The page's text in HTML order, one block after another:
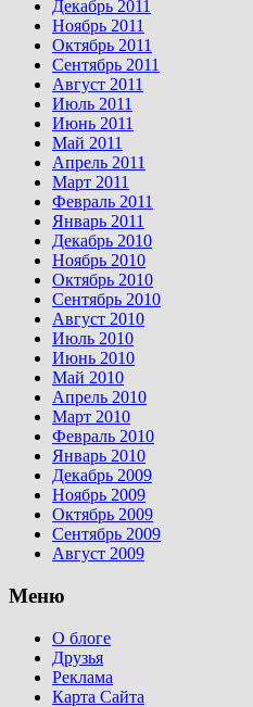
Декабрь 2011
Ноябрь 2011
Октябрь 2011
Сентябрь 2011
Август 2011
Июль 2011
Июнь 2011
Май 2011
Апрель 2011
Март 2011
Февраль 2011
Январь 2011
Декабрь 2010
Ноябрь 2010
Октябрь 2010
Сентябрь 2010
Август 2010
Июль 2010
Июнь 2010
Май 2010
Апрель 2010
Март 2010
Февраль 2010
Январь 2010
Декабрь 2009
Ноябрь 2009
Октябрь 2009
Сентябрь 2009
Август 2009
Меню
О блоге
Друзья
Реклама
Карта Сайта